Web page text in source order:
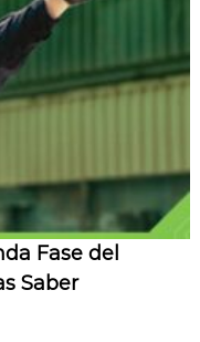
Fase del
Saber